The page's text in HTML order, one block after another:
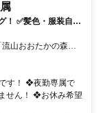
！ ✅️髪色・服装自
定あり）
✅️車通勤OK ✅️自転
区・葛飾区・守谷
、埼玉県・東京都か
す！ ❖夜勤専属で
せん！ ❖お休み希望